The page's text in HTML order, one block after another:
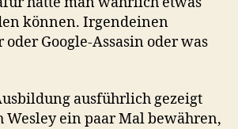
können. Irgendeinen
oder Google-Assasin oder was
ausführlich gezeigt
Wesley ein paar Mal bewähren,